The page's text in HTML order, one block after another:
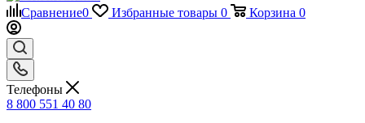
Сравнение0 Избранные товары 0 Корзина 0
Телефоны
8 800 551 40 80